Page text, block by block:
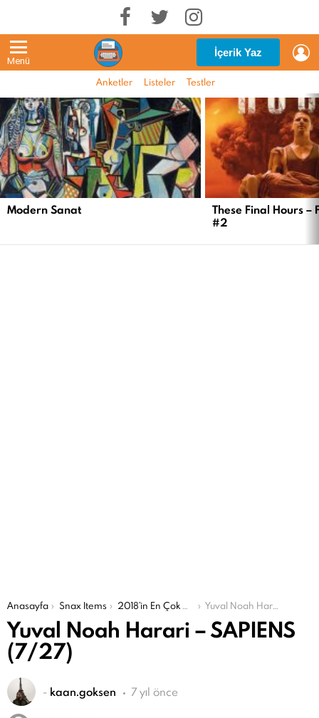
Menü
İçerik Yaz
Anketler Listeler Testler
EN
YENI
İÇERIKLER
Modern Sanat
These Final Hours –
#2
Şu an buradasın:
Anasayfa Snax Items 2018’in En Çok Okunanları Yuval Noah Harari – SAPIENS (7/27)
Yuval Noah Harari – SAPIENS
(7/27)
- kaan.goksen 7 yıl önce